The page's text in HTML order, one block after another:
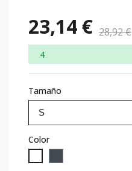
23,14 € 28,92 €
4
Tamaño
Color